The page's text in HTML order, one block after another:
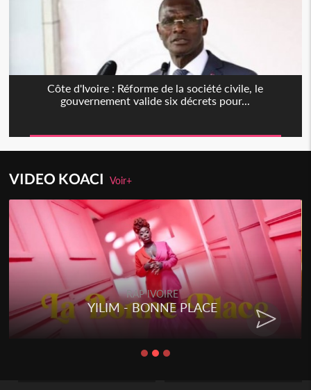
Côte d'Ivoire : Réforme de la société civile, le
gouvernement valide six décrets pour...
VIDEO KOACIVoir+
RAP IVOIRE
YILIM - BONNE PLACE